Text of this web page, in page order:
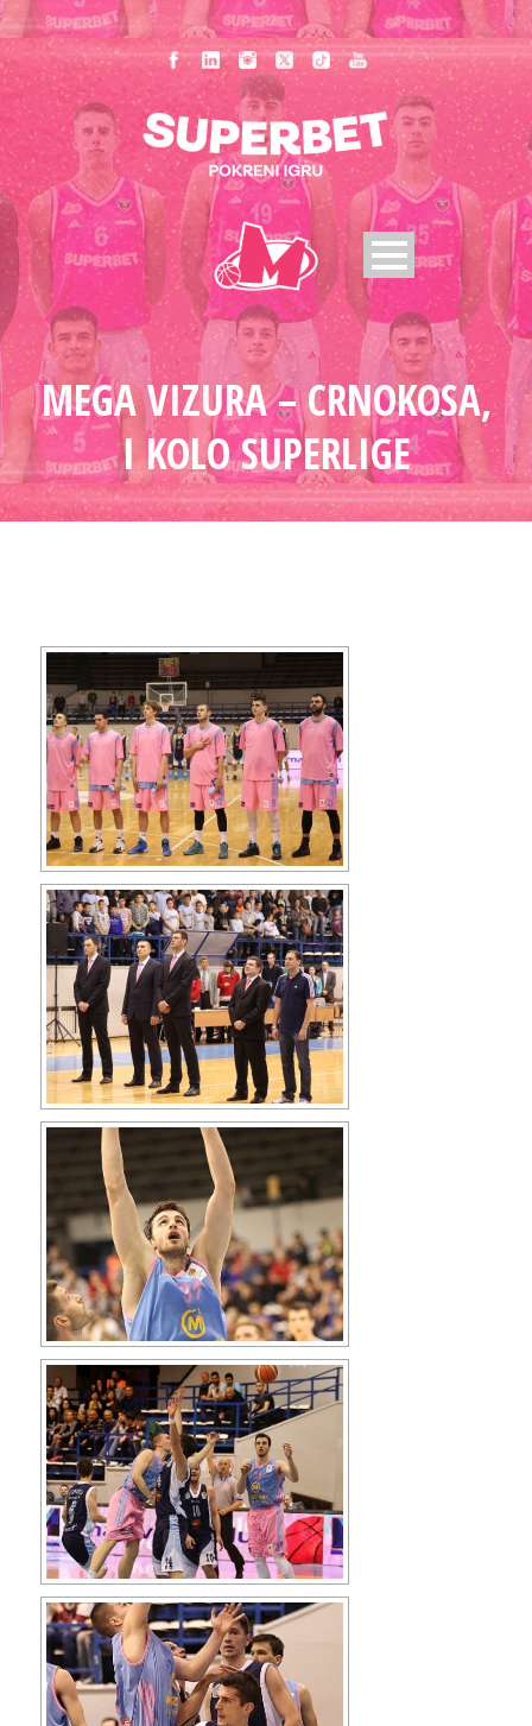
MEGA VIZURA – CRNOKOSA,
I KOLO SUPERLIGE